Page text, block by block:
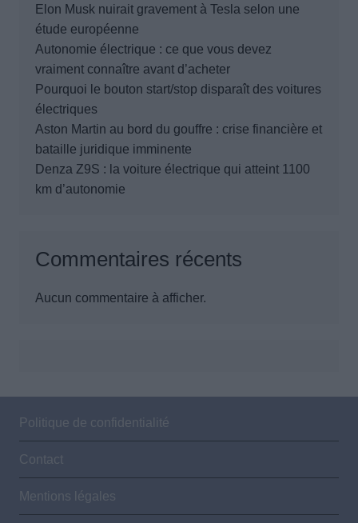
Elon Musk nuirait gravement à Tesla selon une
étude européenne
Autonomie électrique : ce que vous devez
vraiment connaître avant d’acheter
Pourquoi le bouton start/stop disparaît des voitures
électriques
Aston Martin au bord du gouffre : crise financière et
bataille juridique imminente
Denza Z9S : la voiture électrique qui atteint 1100
km d’autonomie
Commentaires récents
Aucun commentaire à afficher.
Politique de confidentialité
Contact
Mentions légales